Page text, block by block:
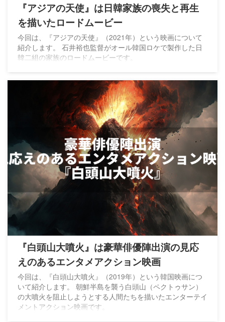
『アジアの天使』は日韓家族の喪失と再生
を描いたロードムービー
今回は、『アジアの天使』（2021年）という映画について
紹介します。 石井裕也監督がオール韓国ロケで製作した日
韓二組の家族のロードムービーです。
『白頭山大噴火』は豪華俳優陣出演の見応
えのあるエンタメアクション映画
今回は、『白頭山大噴火』（2019年）という韓国映画につ
いて紹介します。 朝鮮半島を襲う白頭山（ペクトゥサン）
の大噴火を阻止しようとする人間たちを描いたエンターテイ
メントアクション映画です。